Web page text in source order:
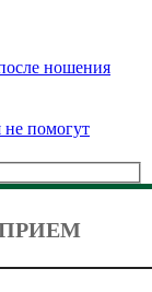
ношения
помогут